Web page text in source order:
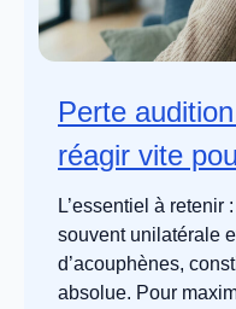
Perte
réagir vite
L’essentiel à retenir
souvent unilatérale
d’acouphènes,
absolue. Pour